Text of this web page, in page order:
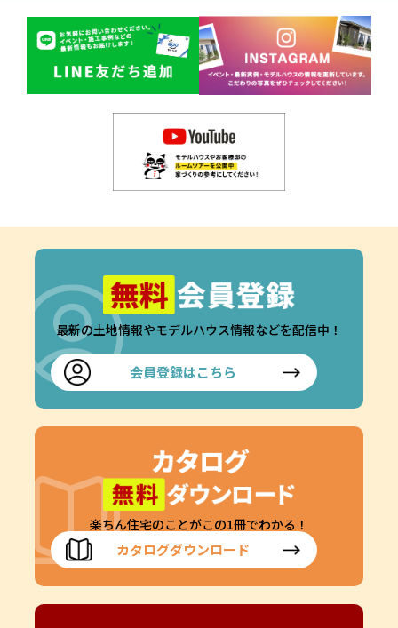
最新の土地情報やモデルハウス情報などを配信中！
会員登録はこちら
楽ちん住宅のことがこの1冊でわかる！
カタログダウンロード